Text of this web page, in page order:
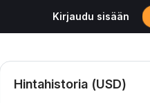
Kirjaudu sisään
Hintahistoria (USD)